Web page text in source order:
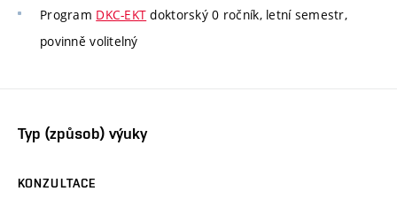
Program DKC-EKT doktorský 0 ročník, letní semestr,
povinně volitelný
Typ (způsob) výuky
KONZULTACE